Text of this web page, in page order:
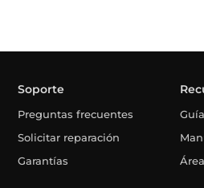
Soporte
Preguntas frecuentes
Solicitar reparación
Garantías